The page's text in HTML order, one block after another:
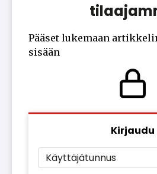
Pääset lukemaan
sisään
Kirjaudu
Käyttäjätunnus